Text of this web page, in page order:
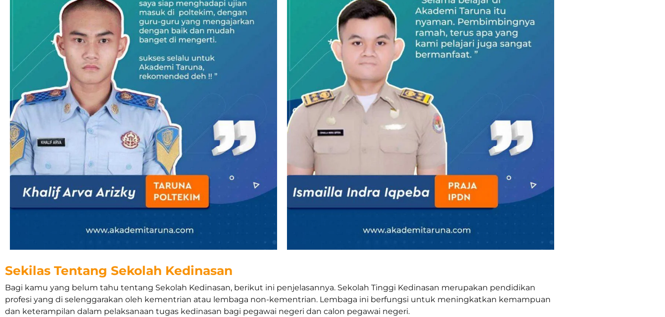
Sekilas Tentang Sekolah Kedinasan
Bagi kamu yang belum tahu tentang Sekolah Kedinasan, berikut ini penjelasannya. Sekolah Tinggi Kedinasan merupakan pendidikan
profesi yang di selenggarakan oleh kementrian atau lembaga non-kementrian. Lembaga ini berfungsi untuk meningkatkan kemampuan
dan keterampilan dalam pelaksanaan tugas kedinasan bagi pegawai negeri dan calon pegawai negeri.